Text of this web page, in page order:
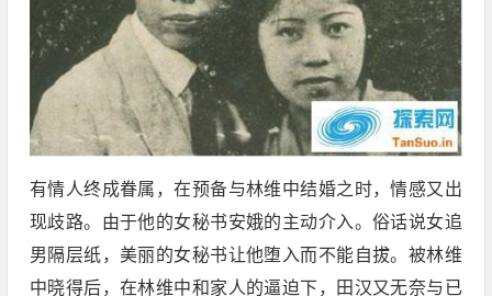
有情人终成眷属，在预备与林维中结婚之时，情感又出
现歧路。由于他的女秘书安娥的主动介入。俗话说女追
男隔层纸，美丽的女秘书让他堕入而不能自拔。被林维
中晓得后，在林维中和家人的逼迫下，田汉又无奈与已